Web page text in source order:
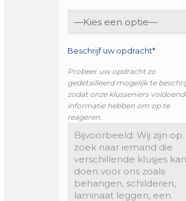
Beschrijf uw opdracht*
Probeer uw opdracht zo
gedetailleerd mogelijk te
zodat onze klusseniers
informatie hebben om op te
reageren.